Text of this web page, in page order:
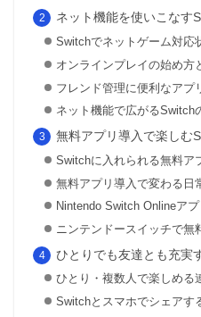
ネット機能を使いこなす
Switchでネットゲーム対応
オンラインプレイの始め方
フレンド管理に便利なアプ
ネット機能で広がるSwitch
無料アプリ導入で楽しむ
Switchに入れられる無料ア
無料アプリ導入で変わる日
Nintendo Switch Onlineア
ニンテンドースイッチで無
ひとりでも友達とも充実
ひとり・複数人で楽しめる
Switchとスマホでシェアす